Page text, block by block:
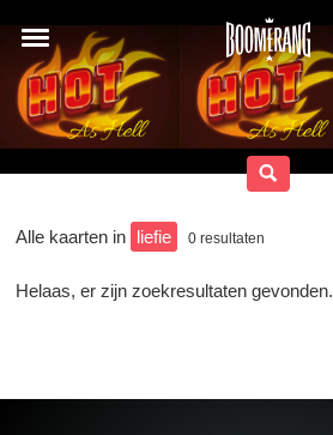
Alle kaarten in liefie 0 resultaten
Helaas, er zijn zoekresultaten gevonden.